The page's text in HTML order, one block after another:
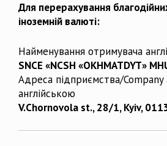
Для перерахування
іноземній валюті:
Найменування отримувача
SNCE «NCSH «OKHMATDYT»
Адреса підприємства/Company
англійською
V.Chornovola st., 28/1, Kyiv,